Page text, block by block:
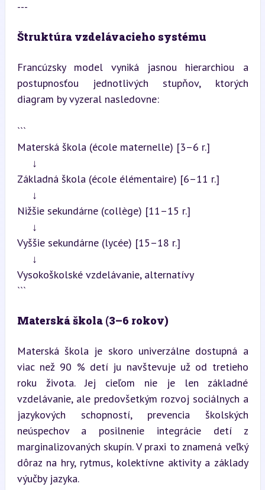
---
Štruktúra vzdelávacieho systému
Francúzsky model vyniká jasnou hierarchiou a
postupnosťou jednotlivých stupňov, ktorých
diagram by vyzeral nasledovne:
```
Materská škola (école maternelle) [3–6 r.]
Základná škola (école élémentaire) [6–11 r.]
Nižšie sekundárne (collège) [11–15 r.]
Vyššie sekundárne (lycée) [15–18 r.]
Vysokoškolské vzdelávanie, alternatívy
```
Materská škola (3–6 rokov)
Materská škola je skoro univerzálne dostupná a
viac než 90 % detí ju navštevuje už od tretieho
roku života. Jej cieľom nie je len základné
vzdelávanie, ale predovšetkým rozvoj sociálnych a
jazykových schopností, prevencia školských
neúspechov a posilnenie integrácie detí z
marginalizovaných skupín. V praxi to znamená veľký
dôraz na hry, rytmus, kolektívne aktivity a základy
výučby jazyka.